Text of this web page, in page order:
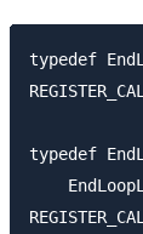
typedef
typedef